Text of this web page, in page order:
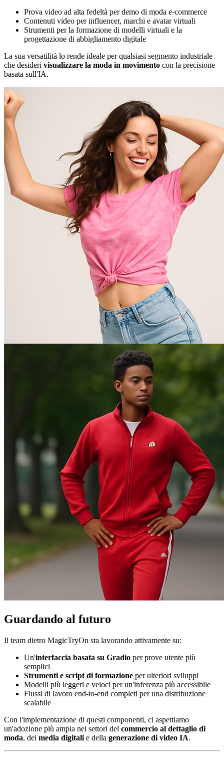
Prova video ad alta fedeltà per demo di moda e-commerce
Contenuti video per influencer, marchi e avatar virtuali
Strumenti per la formazione di modelli virtuali e la
progettazione di abbigliamento digitale
La sua versatilità lo rende ideale per qualsiasi segmento industriale
che desideri visualizzare la moda in movimento con la precisione
basata sull'IA.
Guardando al futuro
Il team dietro MagicTryOn sta lavorando attivamente su:
Un'interfaccia basata su Gradio per prove utente più
semplici
Strumenti e script di formazione per ulteriori sviluppi
Modelli più leggeri e veloci per un'inferenza più accessibile
Flussi di lavoro end-to-end completi per una distribuzione
scalabile
Con l'implementazione di questi componenti, ci aspettiamo
un'adozione più ampia nei settori del commercio al dettaglio di
moda, dei media digitali e della generazione di video IA.